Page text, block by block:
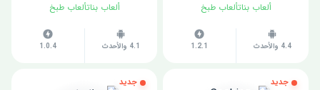
مباشر مجانا 2022
ألعاب بناتألعاب طبخ
4.4 والأحدث 1.2.1
مباشر مجانا 2022
ألعاب بناتألعاب طبخ
4.1 والأحدث 1.0.4
جديد جديد